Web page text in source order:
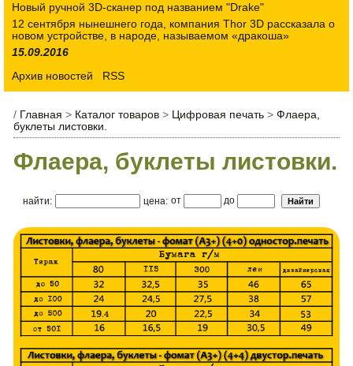
Новый ручной 3D-сканер под названием "Drake"
12 сентября нынешнего года, компания Thor 3D рассказала о
новом устройстве, в народе, называемом «дракоша»
15.09.2016
Архив новостей
RSS
/ Главная > Каталог товаров > Цифровая печать > Флаера,
буклеты листовки.
Флаера, буклеты листовки.
найти: цена: от до